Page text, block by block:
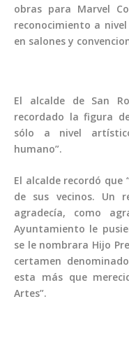
obras para Marvel
reconocimiento a
en salones y
El alcalde de San
recordado la figura
sólo a nivel
humano”.
El alcalde recordó que
de sus vecinos. Un
agradecía, como
Ayuntamiento le
se le nombrara Hijo
certamen
esta más que
Artes”.